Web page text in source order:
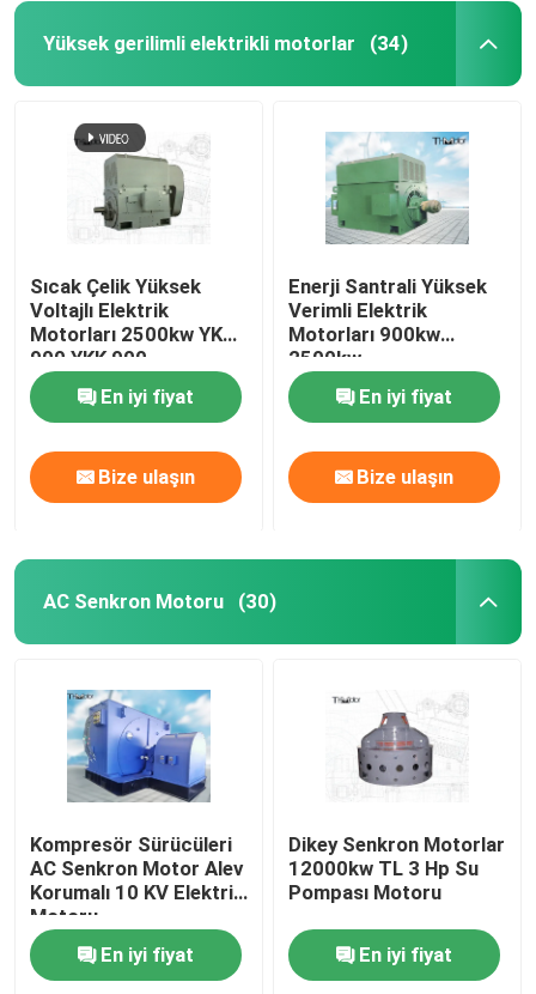
Yüksek gerilimli elektrikli motorlar (34)
Sıcak Çelik Yüksek
Voltajlı Elektrik
Motorları 2500kw YKS
900 YKK 900
En iyi fiyat
Bize ulaşın
Enerji Santrali Yüksek
Verimli Elektrik
Motorları 900kw
2500kw
En iyi fiyat
Bize ulaşın
AC Senkron Motoru (30)
Kompresör Sürücüleri
AC Senkron Motor Alev
Korumalı 10 KV Elektrik
Motoru
En iyi fiyat
Dikey Senkron Motorlar
12000kw TL 3 Hp Su
Pompası Motoru
En iyi fiyat